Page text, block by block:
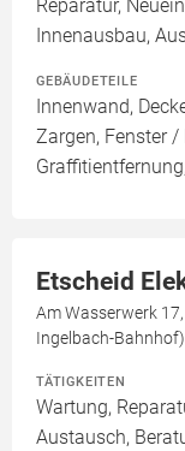
Reparatur,
Innenausbau,
GEBÄUDETEILE
Innenwand,
Zargen, Fenster
Etscheid
Am Wasserwerk
Ingelbach-Bahnhof)
TÄTIGKEITEN
Wartung,
Austausch,